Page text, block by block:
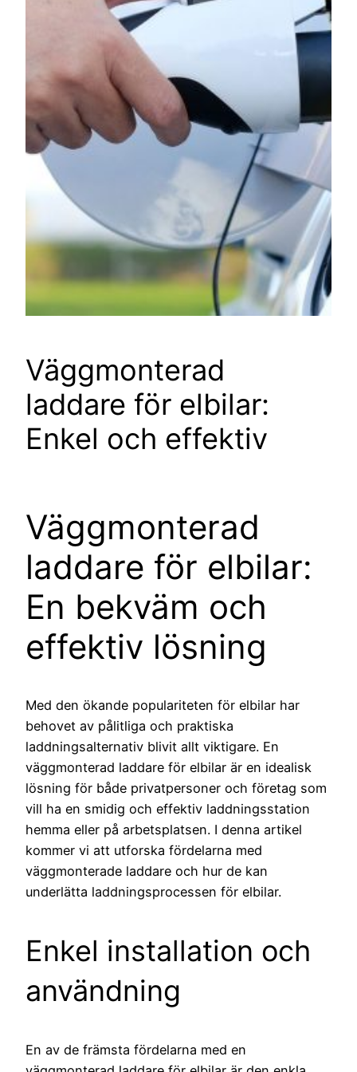
Väggmonterad
laddare för elbilar:
Enkel och effektiv
Väggmonterad
laddare för elbilar:
En bekväm och
effektiv lösning
Med den ökande populariteten för elbilar har
behovet av pålitliga och praktiska
laddningsalternativ blivit allt viktigare. En
väggmonterad laddare för elbilar är en idealisk
lösning för både privatpersoner och företag som
vill ha en smidig och effektiv laddningsstation
hemma eller på arbetsplatsen. I denna artikel
kommer vi att utforska fördelarna med
väggmonterade laddare och hur de kan
underlätta laddningsprocessen för elbilar.
Enkel installation och
användning
En av de främsta fördelarna med en